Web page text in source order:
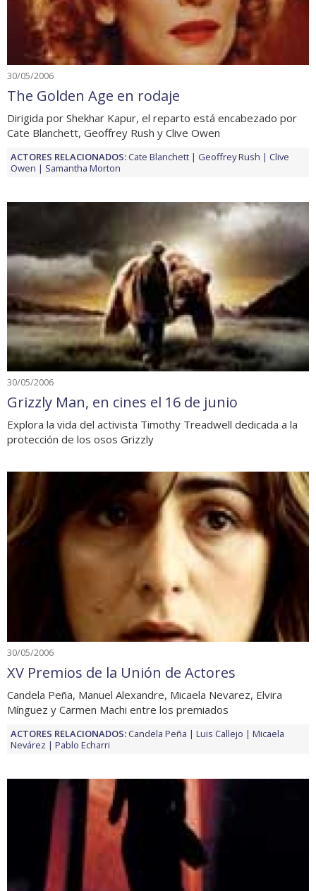
30/05/2006
The Golden Age en rodaje
Dirigida por Shekhar Kapur, el reparto está encabezado por
Cate Blanchett, Geoffrey Rush y Clive Owen
ACTORES RELACIONADOS:Cate Blanchett Geoffrey Rush
Clive
Owen
Samantha Morton
30/05/2006
Grizzly Man, en cines el 16 de junio
Explora la vida del activista Timothy Treadwell dedicada a la
protección de los osos Grizzly
30/05/2006
XV Premios de la Unión de Actores
Candela Peña, Manuel Alexandre, Micaela Nevarez, Elvira
Mínguez y Carmen Machi entre los premiados
ACTORES RELACIONADOS:Candela Peña Luis Callejo
Micaela
Nevárez
Pablo Echarri